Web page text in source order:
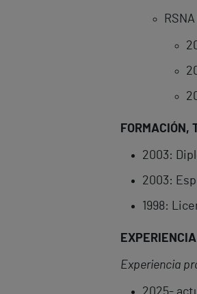
FORMACIÓN,
2003:
2003:
1998:
EXPERIENCIA
Experiencia